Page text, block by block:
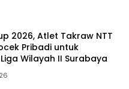
2026, Atlet Takraw NTT
Pribadi untuk
Wilayah II Surabaya